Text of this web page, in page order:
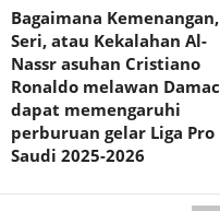
Bagaimana Kemenangan,
Seri, atau Kekalahan Al-
Nassr asuhan Cristiano
Ronaldo melawan Damac
dapat memengaruhi
perburuan gelar Liga Pro
Saudi 2025-2026